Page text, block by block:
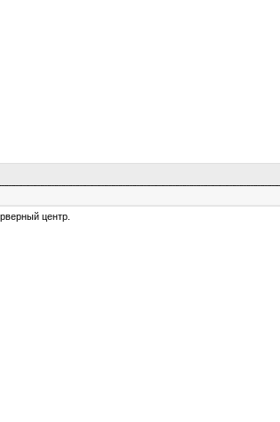
центр.